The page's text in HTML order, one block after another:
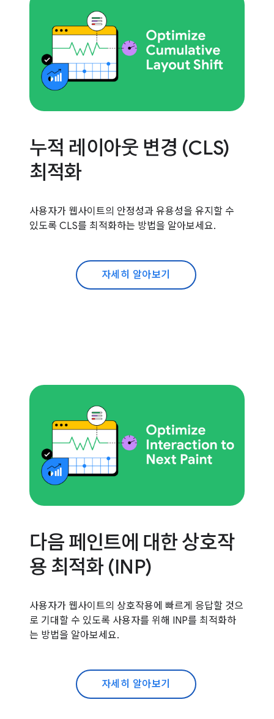
누적 레이아웃 변경 (CLS)
최적화
사용자가 웹사이트의 안정성과 유용성을 유지할 수
있도록 CLS를 최적화하는 방법을 알아보세요.
자세히 알아보기
다음 페인트에 대한 상호작
용 최적화 (INP)
사용자가 웹사이트의 상호작용에 빠르게 응답할 것으
로 기대할 수 있도록 사용자를 위해 INP를 최적화하
는 방법을 알아보세요.
자세히 알아보기